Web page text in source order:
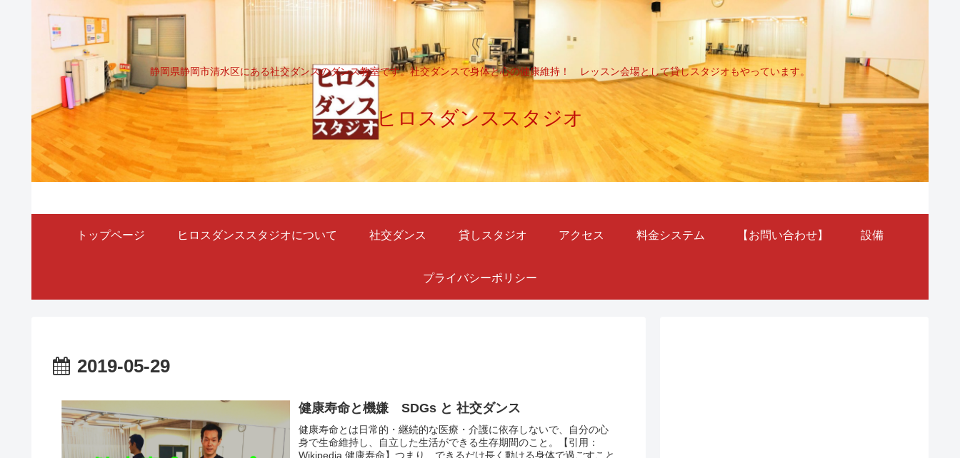
静岡県静岡市清水区にある社交ダンスのダンス教室です。社交ダンスで身体と心の健康維持！ レッスン会場として貸しスタジオもやっています。
ヒロスダンススタジオ
トップページ ヒロスダンススタジオについて 社交ダンス 貸しスタジオ アクセス 料金システム 【お問い合わせ】 設備
プライバシーポリシー
2019-05-29
健康寿命と機嫌 SDGs と 社交ダンス
健康寿命とは日常的・継続的な医療・介護に依存しないで、自分の心
身で生命維持し、自立した生活ができる生存期間のこと。【引用：
Wikipedia,健康寿命】つまり、できるだけ長く動ける身体で過ごすこと